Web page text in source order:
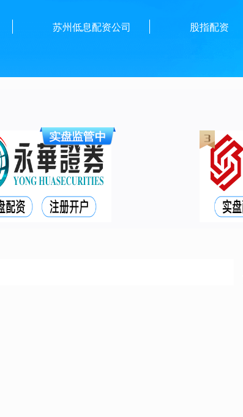
苏州低息配资公司 股指配资